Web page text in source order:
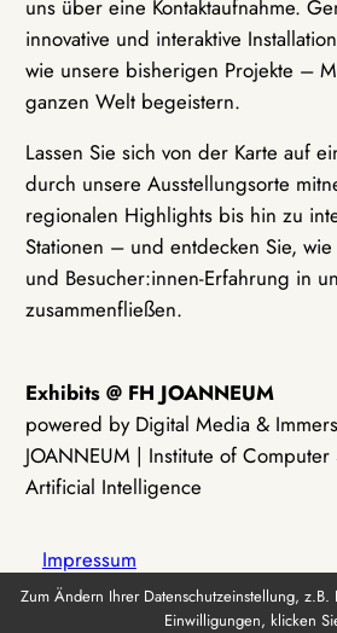
uns über eine Kontaktaufnahme.
innovative und interaktive
wie unsere bisherigen Projekte –
ganzen Welt begeistern.
Lassen Sie sich von der Karte auf
durch unsere Ausstellungsorte
regionalen Highlights bis hin zu
Stationen – und entdecken Sie,
und Besucher:innen-Erfahrung in
zusammenfließen.
Exhibits @ FH JOANNEUM
powered by Digital Media &
JOANNEUM | Institute of Computer
Artificial Intelligence
Impressum
Zum Ändern Ihrer Datenschutzeinstellung,
Einwilligungen, klicken